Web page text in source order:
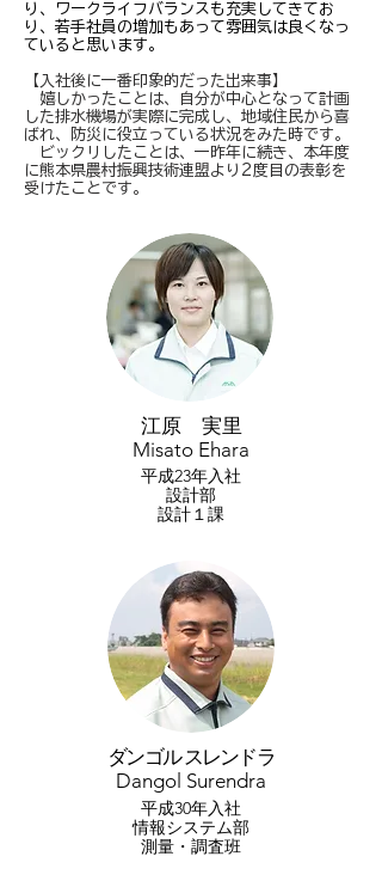
り、ワークライフバランスも充実してきてお
り、若手社員の増加もあって雰囲気は良くなっ
ていると思います。
【入社後に一番印象的だった出来事】
嬉しかったことは、自分が中心となって計画
した排水機場が実際に完成し、地域住民から喜
ばれ、防災に役立っている状況をみた時です。
ビックリしたことは、一昨年に続き、本年度
に熊本県農村振興技術連盟より2度目の表彰を
受けたことです。
江原 実里
Misato Ehara
平成23年入社
​設計部
設計１課
ダンゴル スレンドラ
Dangol Surendra
平成30年入社
​情報システム部
測量・調査班